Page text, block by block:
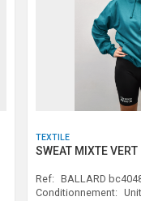
TEXTILE
SWEAT MIXTE
Ref: BALLARD
Conditionnement: